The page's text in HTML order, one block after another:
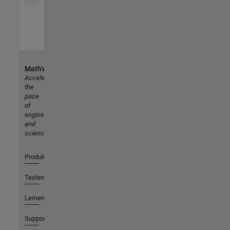
MathWorks
Accelerating
the
pace
of
engineering
and
science
Produkte
Testen oder Kaufen
Lernen
Support